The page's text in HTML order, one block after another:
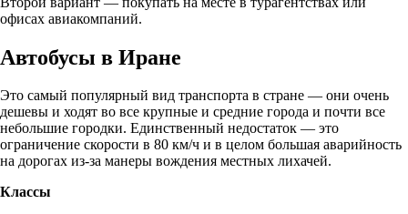
офисах авиакомпаний.
Автобусы в Иране
Это самый популярный вид транспорта в стране — они очень
дешевы и ходят во все крупные и средние города и почти все
небольшие городки. Единственный недостаток — это
ограничение скорости в 80 км/ч и в целом большая аварийность
на дорогах из-за манеры вождения местных лихачей.
Классы